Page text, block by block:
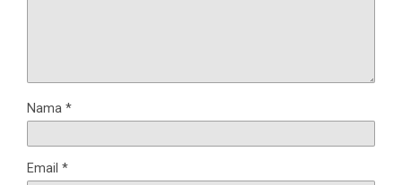
Nama *
Email *